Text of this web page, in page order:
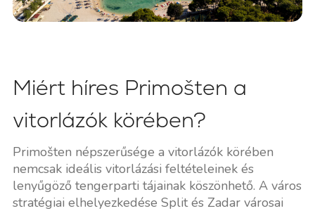
Miért híres Primošten a
vitorlázók körében?
Primošten népszerűsége a vitorlázók körében
nemcsak ideális vitorlázási feltételeinek és
lenyűgöző tengerparti tájainak köszönhető. A város
stratégiai elhelyezkedése Split és Zadar városai